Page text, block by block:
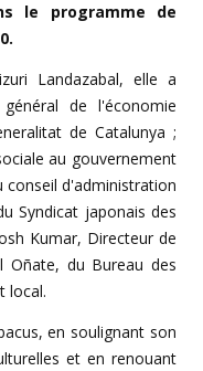
le programme de
Landazabal, elle a
de l'économie
de Catalunya ;
au gouvernement
conseil d'administration
Syndicat japonais des
Kumar, Directeur de
Oñate, du Bureau des
local.
en soulignant son
et en renouant